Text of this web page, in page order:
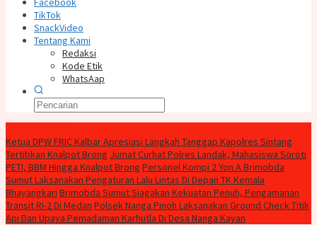
TikTok
SnackVideo
Tentang Kami
Redaksi
Kode Etik
WhatsAap
Ketua DPW FRIC Kalbar Apresiasi Langkah Tanggap Kapolres Sintang
Tertibkan Knalpot Brong Jumat Curhat Polres Landak, Mahasiswa Soroti
PETI, BBM Hingga Knalpot Brong Personel Kompi 2 Yon A Brimobda
Sumut Laksanakan Pengaturan Lalu Lintas Di Depan TK Kemala
Bhayangkari Brimobda Sumut Siagakan Kekuatan Penuh, Pengamanan
Transit RI-2 Di Medan Polsek Nanga Pinoh Laksanakan Ground Check Titik
Api Dan Upaya Pemadaman Karhutla Di Desa Nanga Kayan